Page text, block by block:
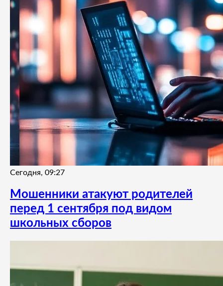
Сегодня, 09:27
Мошенники атакуют родителей
перед 1 сентября под видом
школьных сборов